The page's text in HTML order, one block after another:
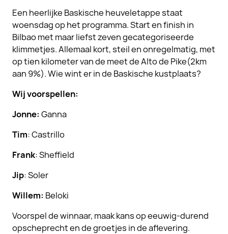
Een heerlijke Baskische heuveletappe staat
woensdag op het programma. Start en finish in
Bilbao met maar liefst zeven gecategoriseerde
klimmetjes. Allemaal kort, steil en onregelmatig, met
op tien kilometer van de meet de Alto de Pike(2km
aan 9%). Wie wint er in de Baskische kustplaats?
Wij voorspellen:
Jonne: Ganna
Tim: Castrillo
Frank: Sheffield
Jip: Soler
Willem: Beloki
Voorspel de winnaar, maak kans op eeuwig-durend
opscheprecht en de groetjes in de aflevering.